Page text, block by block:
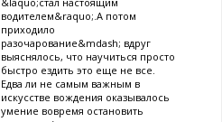
водителем&raquo;.А потом
приходило
разочарование&mdash; вдруг
выяснялось, что научиться просто
быстро ездить это еще не все.
Едва ли не самым важным в
искусстве вождения оказывалось
умение вовремя остановить